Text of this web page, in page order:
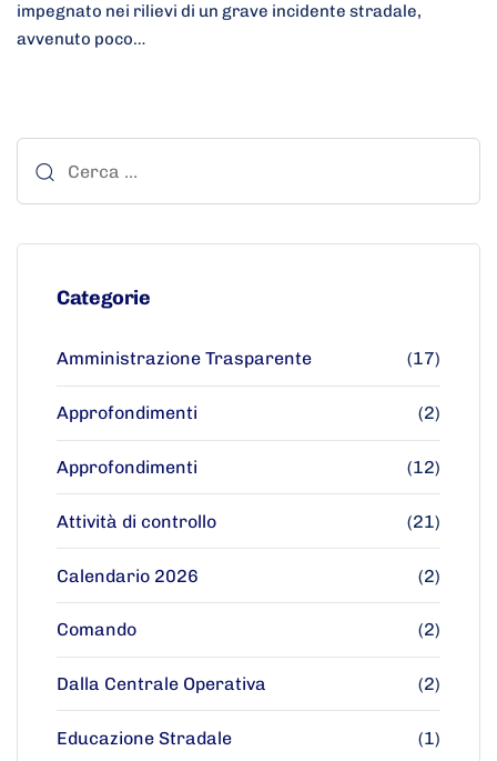
impegnato nei rilievi di un grave incidente stradale,
avvenuto poco…
Categorie
Amministrazione Trasparente (17)
Approfondimenti (2)
Approfondimenti (12)
Attività di controllo (21)
Calendario 2026 (2)
Comando (2)
Dalla Centrale Operativa (2)
Educazione Stradale (1)